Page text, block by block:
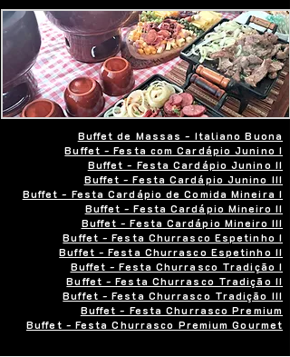
Buffet de Massas - Italiano Buona
Buffet - Festa com Cardápio Junino I
Buffet - Festa Cardápio Junino II
Buffet - Festa Cardápio Junino III
Buffet - Festa Cardápio de Comida Mineira I
Buffet - Festa Cardápio Mineiro II
Buffet - Festa Cardápio Mineiro III
Buffet - Festa Churrasco Espetinho I
Buffet - Festa Churrasco Espetinho II
Buffet - Festa Churrasco Tradição I
Buffet - Festa Churrasco Tradição II
Buffet - Festa Churrasco Tradição III
Buffet - Festa Churrasco Premium
Buffet - Festa Churrasco Premium Gourmet